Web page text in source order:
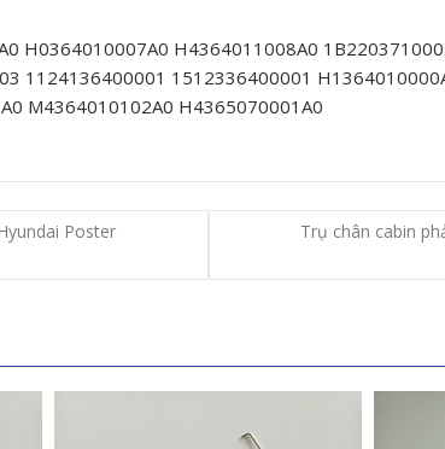
H0364010007A0 H4364011008A0
1124136400001 1512336400001
M4364010102A0 H4365070001A0
Poster
Trụ chân cabin